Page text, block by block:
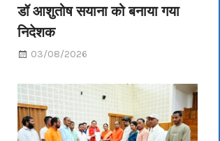
डॉ आशुतोष सयाना को बनाया गया
निदेशक
03/08/2026